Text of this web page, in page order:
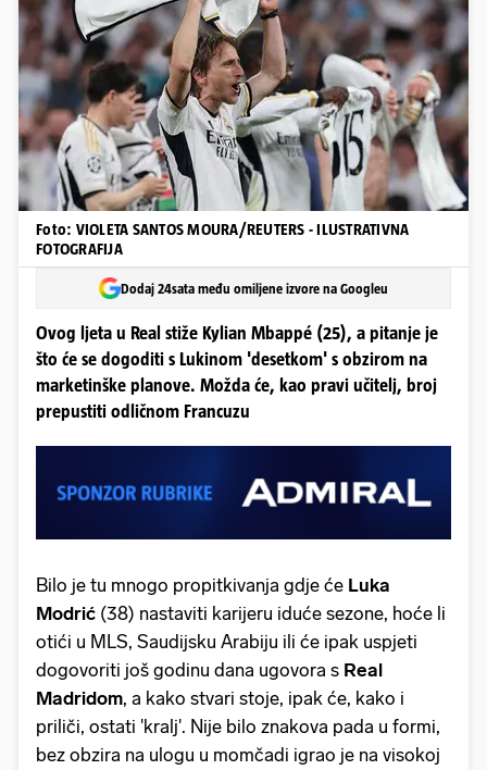
Foto: VIOLETA SANTOS MOURA/REUTERS - ILUSTRATIVNA
FOTOGRAFIJA
Dodaj 24sata među omiljene izvore na Googleu
Ovog ljeta u Real stiže Kylian Mbappé (25), a pitanje je
što će se dogoditi s Lukinom 'desetkom' s obzirom na
marketinške planove. Možda će, kao pravi učitelj, broj
prepustiti odličnom Francuzu
Bilo je tu mnogo propitkivanja gdje će Luka
Modrić (38) nastaviti karijeru iduće sezone, hoće li
otići u MLS, Saudijsku Arabiju ili će ipak uspjeti
dogovoriti još godinu dana ugovora s Real
Madridom, a kako stvari stoje, ipak će, kako i
priliči, ostati 'kralj'. Nije bilo znakova pada u formi,
bez obzira na ulogu u momčadi igrao je na visokoj